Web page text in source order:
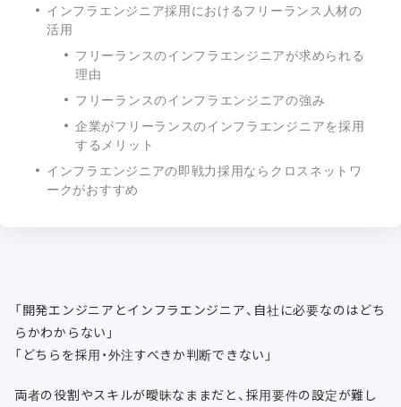
インフラエンジニア採用におけるフリーランス人材の
活用
フリーランスのインフラエンジニアが求められる
理由
フリーランスのインフラエンジニアの強み
企業がフリーランスのインフラエンジニアを採用
するメリット
インフラエンジニアの即戦力採用ならクロスネットワ
ークがおすすめ
「開発エンジニアとインフラエンジニア、自社に必要なのはどち
らかわからない」
「どちらを採用・外注すべきか判断できない」
両者の役割やスキルが曖昧なままだと、採用要件の設定が難し